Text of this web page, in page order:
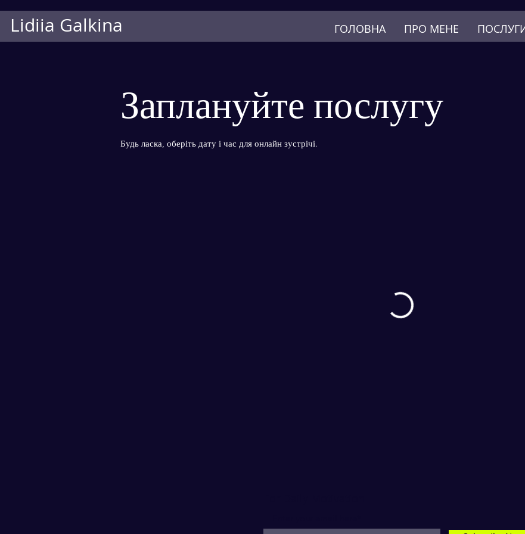
Lidiia Galkina ГОЛОВНА ПРО МЕНЕ
Заплануйте послугу
Будь ласка, оберіть дату і час для онлайн зустрічі.